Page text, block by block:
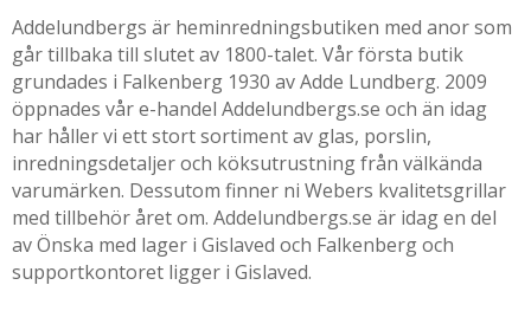
Addelundbergs är heminredningsbutiken med anor som
går tillbaka till slutet av 1800-talet. Vår första butik
grundades i Falkenberg 1930 av Adde Lundberg. 2009
öppnades vår e-handel Addelundbergs.se och än idag
har håller vi ett stort sortiment av glas, porslin,
inredningsdetaljer och köksutrustning från välkända
varumärken. Dessutom finner ni Webers kvalitetsgrillar
med tillbehör året om. Addelundbergs.se är idag en del
av Önska med lager i Gislaved och Falkenberg och
supportkontoret ligger i Gislaved.